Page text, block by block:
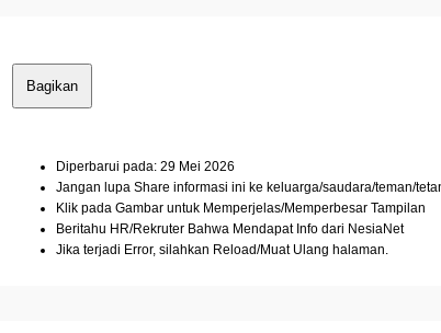
Bagikan
Diperbarui pada: 29 Mei 2026
Jangan lupa Share informasi ini ke keluarga/saudara/teman/
Klik pada Gambar untuk Memperjelas/Memperbesar Tampilan
Beritahu HR/Rekruter Bahwa Mendapat Info dari NesiaNet
Jika terjadi Error, silahkan Reload/Muat Ulang halaman.